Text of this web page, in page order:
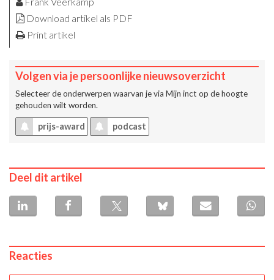
Download artikel als PDF
Print artikel
Volgen via je persoonlijke nieuwsoverzicht
Selecteer de onderwerpen waarvan je via Mijn inct op de hoogte
gehouden wilt worden.
prijs-award podcast
Deel dit artikel
Reacties